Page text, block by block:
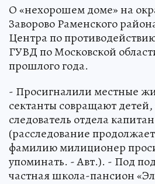
О «нехорошем доме» на
Заворово Раменского
Центра по
ГУВД по Московской
прошлого года.
- Просигналили местные
сектанты совращают детей,
следователь отдела
(расследование
фамилию милиционер
упоминать. - Авт.). - Под
частная школа-пансион